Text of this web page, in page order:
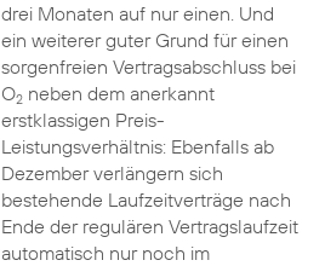
drei Monaten auf nur einen. Und
ein weiterer guter Grund für einen
sorgenfreien Vertragsabschluss bei
O2neben dem anerkannt
erstklassigen Preis-
Leistungsverhältnis: Ebenfalls ab
Dezember verlängern sich
bestehende Laufzeitverträge nach
Ende der regulären Vertragslaufzeit
automatisch nur noch im